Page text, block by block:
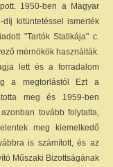
1950-ben a Magyar
díj kitüntetéssel ismerték
"Tartók Statikája" c.
mérnökök használták.
lett és a forradalom
a megtorlástól Ezt a
meg és 1959-ben
tovább folytatta,
meg kiemelkedő
is számított, és az
Műszaki Bizottságának